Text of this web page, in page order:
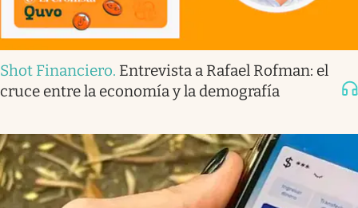
Shot Financiero. Entrevista a Rafael Rofman: el
cruce entre la economía y la demografía